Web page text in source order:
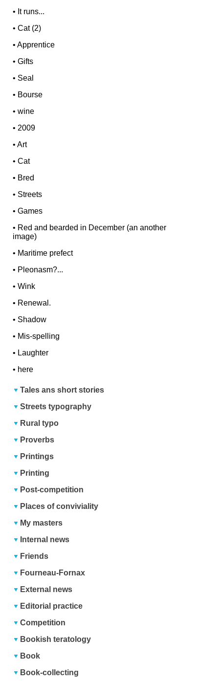
• It runs...
•Cat (2)
•Apprentice
•Gifts
• Seal
• Bourse
•wine
•2009
•Art
•Cat
• Bred
• Streets
•Games
• Red and bearded in December (an another
image)
• Maritime prefect
• Pleonasm?...
•Wink
• Renewal.
• Shadow
• Mis-spelling
• Laughter
• here
Tales ans short stories
Streets typography
Rural typo
Proverbs
Printings
Printing
Post-competition
Places of conviviality
My masters
Internal news
Friends
Fourneau-Fornax
External news
Editorial practice
Competition
Bookish teratology
Book
Book-collecting